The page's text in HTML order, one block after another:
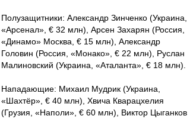
Полузащитники: Александр Зинченко (Украина,
«Арсенал», € 32 млн), Арсен Захарян (Россия,
«Динамо» Москва, € 15 млн), Александр
Головин (Россия, «Монако», € 22 млн), Руслан
Малиновский (Украина, «Аталанта», € 18 млн).
Нападающие: Михаил Мудрик (Украина,
«Шахтёр», € 40 млн), Хвича Кварацхелия
(Грузия, «Наполи», € 60 млн), Виктор Цыганков